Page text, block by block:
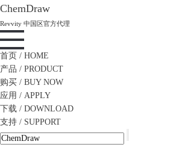
ChemDraw
Revvity 中国区官方代理
首页 / HOME
产品 / PRODUCT
购买 / BUY NOW
应用 / APPLY
下载 / DOWNLOAD
支持 / SUPPORT